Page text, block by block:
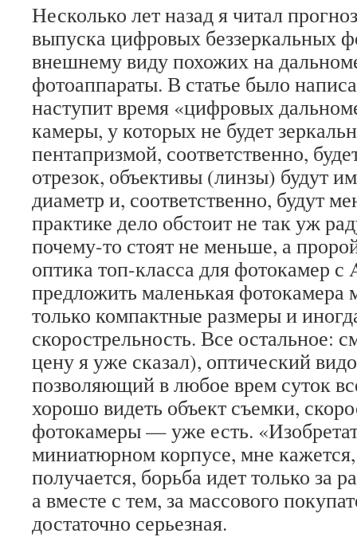
Несколько лет назад я читал
выпуска цифровых беззеркальных
внешнему виду похожих на
фотоаппараты. В статье было
наступит время «цифровых
камеры, у которых не будет
пентапризмой, соответственно,
отрезок, объективы (линзы) будут
диаметр и, соответственно, будут
практике дело обстоит не так уж
почему-то стоят не меньше, а
оптика топ-класса для фотокамер с
предложить маленькая фотокамера
только компактные размеры и
скорострельность. Все остальное:
цену я уже сказал), оптический
позволяющий в любое врем суток
хорошо видеть объект съемки,
фотокамеры — уже есть.
миниатюрном корпусе, мне кажется,
получается, борьба идет только за
а вместе с тем, за массового
достаточно серьезная.